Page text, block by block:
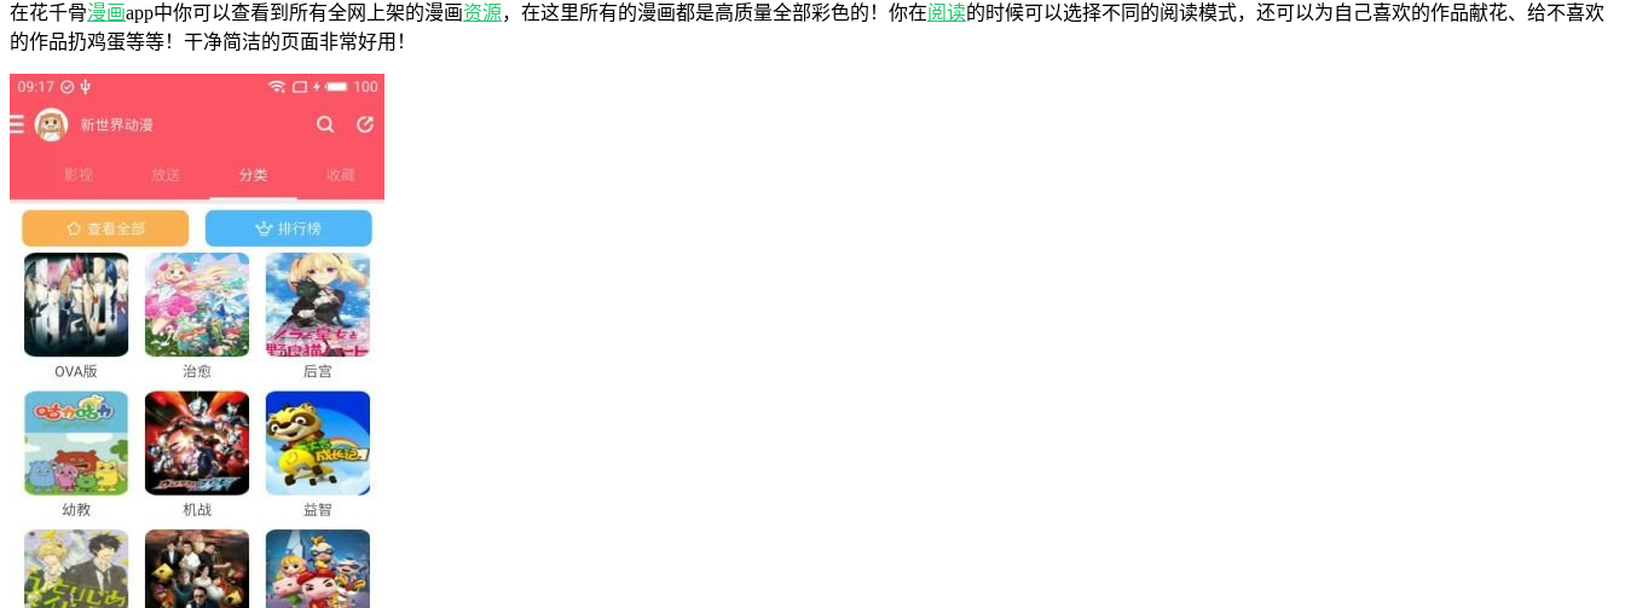
在花千骨漫画app中你可以查看到所有全网上架的漫画资源，在这里所有的漫画都是高质量全部彩色的！你在阅读的时候可以选择不同的阅读模式，还可以为自己喜欢的作品献花、给不喜欢
的作品扔鸡蛋等等！干净简洁的页面非常好用！